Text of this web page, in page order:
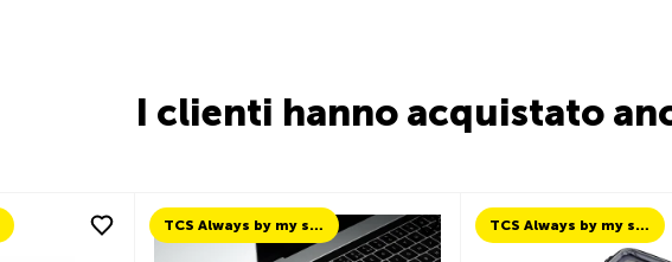
I clienti hanno acquistato
TCS Always by my side TCS Always by my side